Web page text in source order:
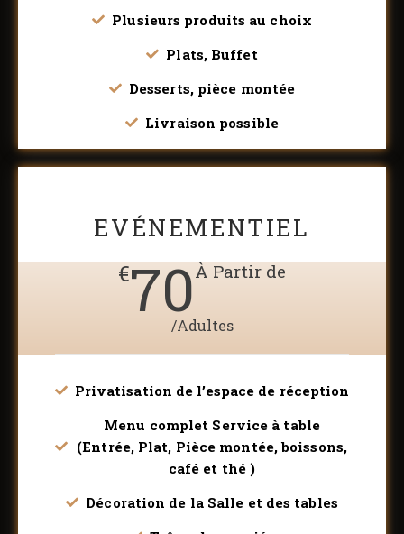
Plusieurs produits au choix
Plats, Buffet
Desserts, pièce montée
Livraison possible
EVÉNEMENTIEL
€70À Partir de
/Adultes
Privatisation de l’espace de réception
Menu complet Service à table
(Entrée, Plat, Pièce montée, boissons,
café et thé )
Décoration de la Salle et des tables